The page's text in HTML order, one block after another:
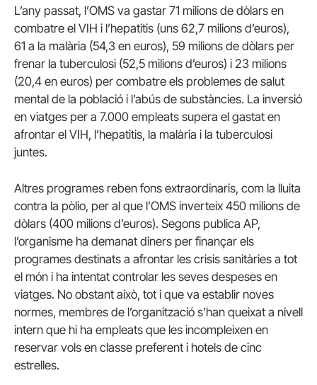
L’any passat, l’OMS va gastar 71 milions de dòlars en
combatre el VIH i l’hepatitis (uns 62,7 milions d’euros),
61 a la malària (54,3 en euros), 59 milions de dòlars per
frenar la tuberculosi (52,5 milions d’euros) i 23 milions
(20,4 en euros) per combatre els problemes de salut
mental de la població i l’abús de substàncies. La inversió
en viatges per a 7.000 empleats supera el gastat en
afrontar el VIH, l’hepatitis, la malària i la tuberculosi
juntes.
Altres programes reben fons extraordinaris, com la lluita
contra la pòlio, per al que l’OMS inverteix 450 milions de
dòlars (400 milions d’euros). Segons publica AP,
l’organisme ha demanat diners per finançar els
programes destinats a afrontar les crisis sanitàries a tot
el món i ha intentat controlar les seves despeses en
viatges. No obstant això, tot i que va establir noves
normes, membres de l’organització s’han queixat a nivell
intern que hi ha empleats que les incompleixen en
reservar vols en classe preferent i hotels de cinc
estrelles.